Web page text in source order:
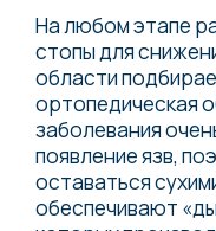
На любом этапе
стопы для
области
ортопедическая
заболевания
появление язв,
оставаться
обеспечивают